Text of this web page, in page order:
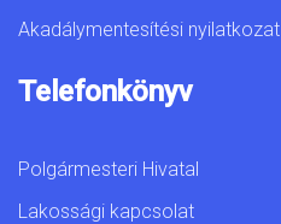
Akadálymentesítési nyilatkozat
Telefonkönyv
Polgármesteri Hivatal
Lakossági kapcsolat